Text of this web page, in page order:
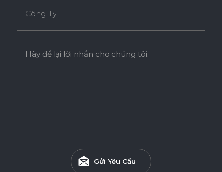
EPA
Công Ty
Hãy để lại lời nhắn cho chúng tôi.
Gửi Yêu Cầu